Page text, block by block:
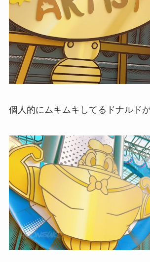
個人的にムキムキしてるドナルド